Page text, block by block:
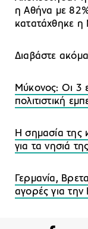
η Αθήνα με
κατατάχθηκε
Διαβάστε
Μύκονος: Οι 3
πολιτιστική
Η σημασία της
για τα νησιά
Γερμανία,
αγορές για την